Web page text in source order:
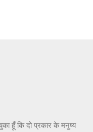
हूँ कि दो प्रकार के मनुष्य